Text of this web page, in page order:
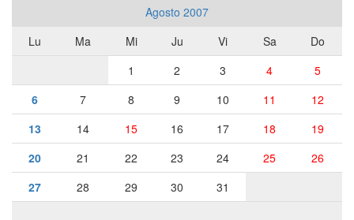
Agosto 2007
Lu
Ma Mi Ju Vi Sa
Do
1
2 3 4
5
6
7 8 9 10 11
12
13
14 15 16 17 18
19
20
21 22 23 24 25
26
27
28 29 30 31